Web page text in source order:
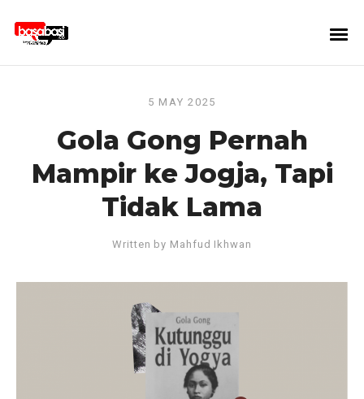
5 MAY 2025
Gola Gong Pernah
Mampir ke Jogja, Tapi
Tidak Lama
Written by Mahfud Ikhwan